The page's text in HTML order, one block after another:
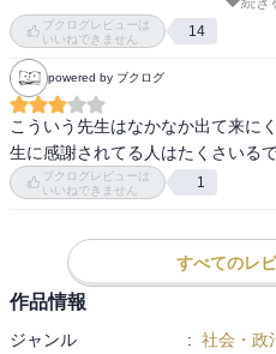
本作を読んで率直に思ったのは、
の時代にもいるのだなということ
現在でも、夜の世界に出回ってい
彼らはシンナーの常習や暴走族へ
てしまいます。
この本には亡くなった三人の生徒
シンナーの幻覚によりダンプカー
ク暴走中に事故に遭った雄也くん
ブクログレビューは
いいねできません
14
powered by ブクログ
こういう先生はなかなか出て来に
生に感謝されてる人はたくさいる
ブクログレビューは
いいねできません
1
すべてのレ
作品情報
ジャンル : 社会・政